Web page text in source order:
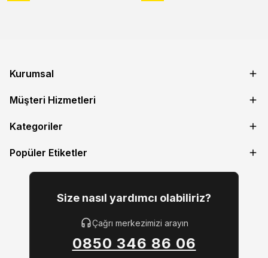
Kurumsal
Müşteri Hizmetleri
Kategoriler
Popüler Etiketler
Size nasıl yardımcı olabiliriz?
Çağrı merkezimizi arayın
0850 346 86 06